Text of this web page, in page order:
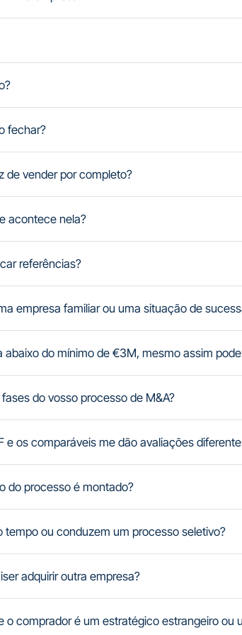
fechar?
de vender por completo?
acontece nela?
referências?
empresa familiar ou uma situação de
do mínimo de €3M, mesmo assim
do vosso processo de M&A?
e os comparáveis me dão avaliações
do processo é montado?
ou conduzem um processo seletivo?
adquirir outra empresa?
comprador é um estratégico estrangeiro ou